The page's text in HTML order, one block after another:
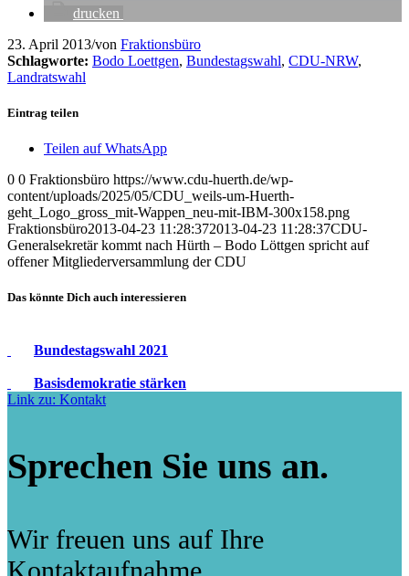
drucken
23. April 2013/von Fraktionsbüro
Schlagworte: Bodo Loettgen, Bundestagswahl, CDU-NRW,
Landratswahl
Eintrag teilen
Teilen auf WhatsApp
0 0 Fraktionsbüro https://www.cdu-huerth.de/wp-
content/uploads/2025/05/CDU_weils-um-Huerth-
geht_Logo_gross_mit-Wappen_neu-mit-IBM-300x158.png
Fraktionsbüro2013-04-23 11:28:372013-04-23 11:28:37CDU-
Generalsekretär kommt nach Hürth – Bodo Löttgen spricht auf
offener Mitgliederversammlung der CDU
Das könnte Dich auch interessieren
Bundestagswahl 2021
Basisdemokratie stärken
Link zu: Kontakt
Sprechen Sie uns an.
Wir freuen uns auf Ihre
Kontaktaufnahme.